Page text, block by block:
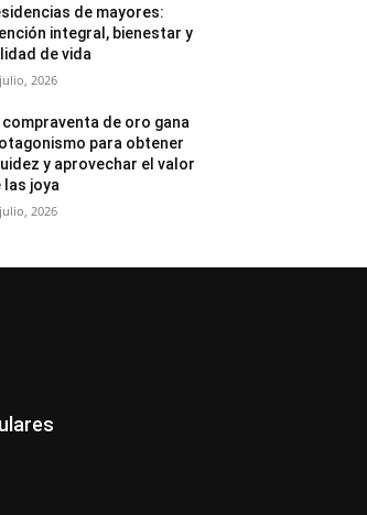
de mayores:
integral, bienestar y
de vida
2026
compraventa de oro gana
para obtener
y aprovechar el valor
las joya
2026